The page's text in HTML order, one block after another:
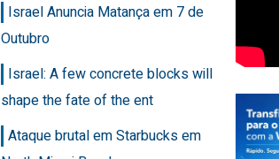
Israel Anuncia Matança em 7 de
Outubro
Israel: A few concrete blocks will
shape the fate of the ent
Ataque brutal em Starbucks em